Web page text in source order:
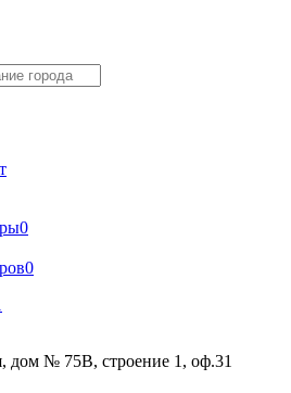
0
0
дом № 75В, строение 1, оф.31